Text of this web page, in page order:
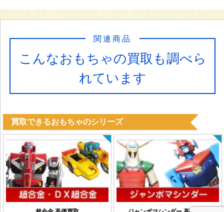
こんなおもちゃの買取も調べら
れています
関連商品
買取できるおもちゃのシリーズ